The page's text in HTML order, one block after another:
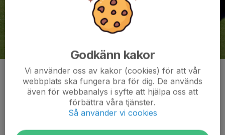
Kommentarer
Godkänn kakor
Vi använder oss av kakor (cookies) för att vår
webbplats ska fungera bra för dig. De används
även för webbanalys i syfte att hjälpa oss att
förbättra våra tjänster.
Så använder vi cookies